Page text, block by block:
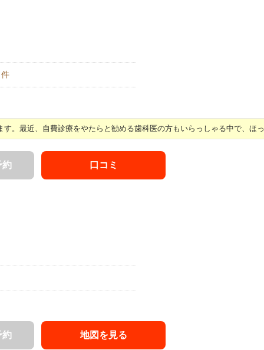
件
。最近、自費診療をやたらと勧める歯科医の方もいらっしゃる中で、ほ
約 口コミ
約 地図を見る